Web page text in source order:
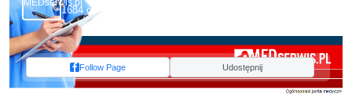
1684 obserwujących
Follow Page Udostępnij